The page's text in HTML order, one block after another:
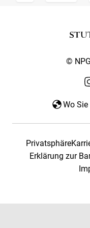
©
Wo
Privatsphäre
Erklärung zur